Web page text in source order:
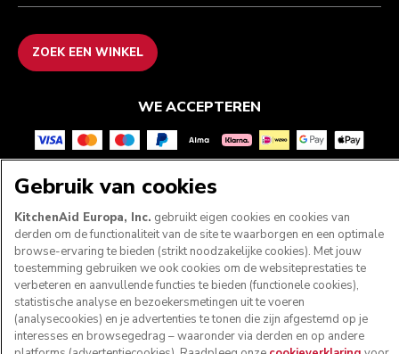
ZOEK EEN WINKEL
WE ACCEPTEREN
VOLG ONS
Gebruik van cookies
KitchenAid Europa, Inc. gebruikt eigen cookies en cookies van
derden om de functionaliteit van de site te waarborgen en een optimale
browse-ervaring te bieden (strikt noodzakelijke cookies). Met jouw
toestemming gebruiken we ook cookies om de websiteprestaties te
verbeteren en aanvullende functies te bieden (functionele cookies),
statistische analyse en bezoekersmetingen uit te voeren
(analysecookies) en je advertenties te tonen die zijn afgestemd op je
interesses en browsegedrag – waaronder via derden en op andere